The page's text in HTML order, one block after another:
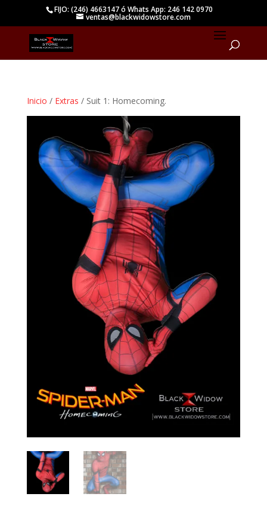
FIJO: (246) 4663147 ó Whats App: 246 142 0970
ventas@blackwidowstore.com
Inicio / Extras / Suit 1: Homecoming.